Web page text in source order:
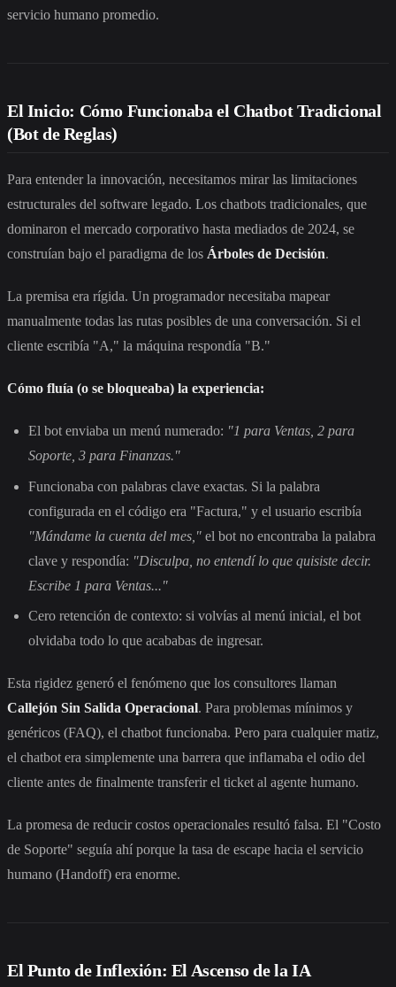
servicio humano promedio.
El Inicio: Cómo Funcionaba el Chatbot Tradicional
(Bot de Reglas)
Para entender la innovación, necesitamos mirar las limitaciones
estructurales del software legado. Los chatbots tradicionales, que
dominaron el mercado corporativo hasta mediados de 2024, se
construían bajo el paradigma de los Árboles de Decisión.
La premisa era rígida. Un programador necesitaba mapear
manualmente todas las rutas posibles de una conversación. Si el
cliente escribía "A," la máquina respondía "B."
Cómo fluía (o se bloqueaba) la experiencia:
El bot enviaba un menú numerado: "1 para Ventas, 2 para
Soporte, 3 para Finanzas."
Funcionaba con palabras clave exactas. Si la palabra
configurada en el código era "Factura," y el usuario escribía
"Mándame la cuenta del mes," el bot no encontraba la palabra
clave y respondía: "Disculpa, no entendí lo que quisiste decir.
Escribe 1 para Ventas..."
Cero retención de contexto: si volvías al menú inicial, el bot
olvidaba todo lo que acababas de ingresar.
Esta rigidez generó el fenómeno que los consultores llaman
Callejón Sin Salida Operacional. Para problemas mínimos y
genéricos (FAQ), el chatbot funcionaba. Pero para cualquier matiz,
el chatbot era simplemente una barrera que inflamaba el odio del
cliente antes de finalmente transferir el ticket al agente humano.
La promesa de reducir costos operacionales resultó falsa. El "Costo
de Soporte" seguía ahí porque la tasa de escape hacia el servicio
humano (Handoff) era enorme.
El Punto de Inflexión: El Ascenso de la IA